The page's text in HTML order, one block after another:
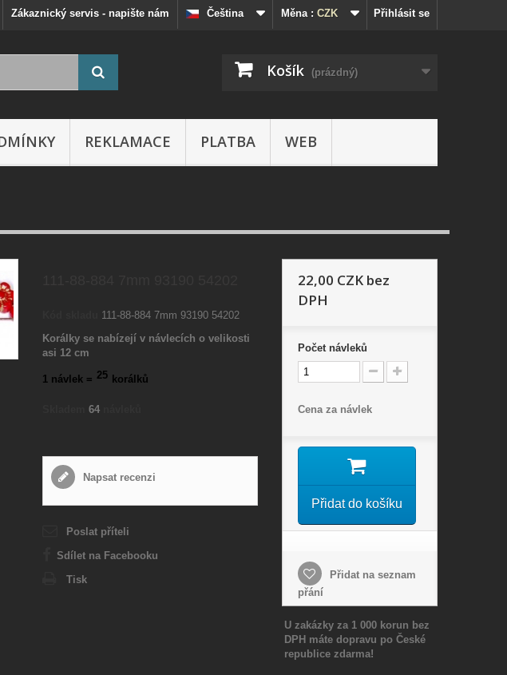
Přihlásit se
Měna : CZK
Čeština
Zákaznický servis - napište nám
Košík (prázdný)
REKLAMACE PLATBA WEB
111-88-884 7mm 93190 54202
Korálky se nabízejí v návlecích o velikosti
asi 12 cm
1 návlek = 25 korálků
64
Napsat recenzi
Poslat příteli
Sdílet na Facebooku
Tisk
22,00 CZKbez
DPH
Počet návleků
Cena za návlek
Přidat do košíku
Přidat na seznam
přání
U zakázky za 1 000 korun bez
DPH máte dopravu po České
republice zdarma!